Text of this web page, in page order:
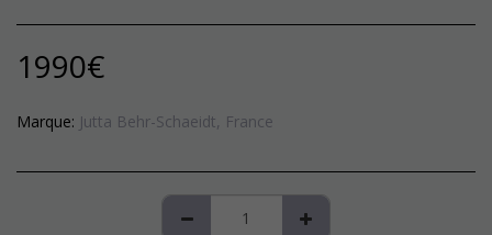
1990€
Marque: Jutta Behr-Schaeidt, France